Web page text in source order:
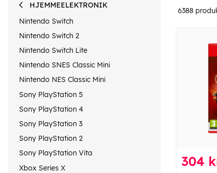
HJEMMEELEKTRONIK
Nintendo Switch
Nintendo Switch 2
Nintendo Switch Lite
Nintendo SNES Classic Mini
Nintendo NES Classic Mini
Sony PlayStation 5
Sony PlayStation 4
Sony PlayStation 3
Sony PlayStation 2
Sony PlayStation Vita
Xbox Series X
6388
304